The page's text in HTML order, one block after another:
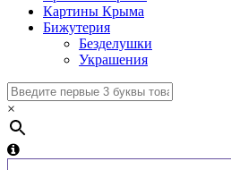
Картины Крыма
Бижутерия
Безделушки
Украшения
×